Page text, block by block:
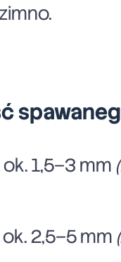
1,5–3 mm
2,5–5 mm